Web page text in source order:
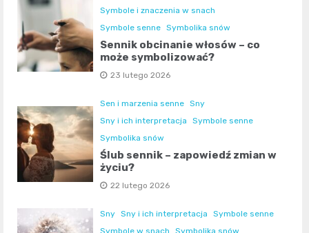
Symbole i znaczenia w snach
Symbole senne Symbolika snów
Sennik obcinanie włosów – co
może symbolizować?
23 lutego 2026
Sen i marzenia senne Sny
Sny i ich interpretacja
Symbole senne
Symbolika snów
Ślub sennik – zapowiedź zmian w
życiu?
22 lutego 2026
Sny Sny i ich interpretacja
Symbole senne
Symbole w snach
Symbolika snów